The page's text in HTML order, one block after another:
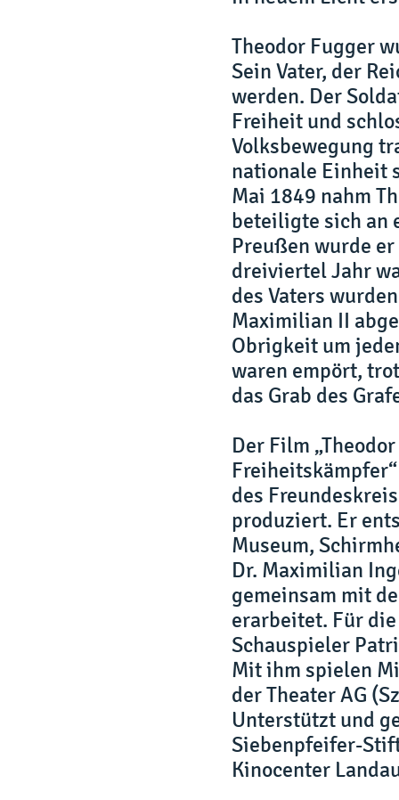
Theodor Fugger
Sein Vater, der
werden. Der
Freiheit und
Volksbewegung
nationale Einheit
Mai 1849 nahm
beteiligte sich an
Preußen wurde
dreiviertel Jahr
des Vaters
Maximilian II
Obrigkeit um
waren empört,
das Grab des
Der Film
des
produziert. Er
Museum,
Dr. Maximilian
gemeinsam mit
erarbeitet. Für
Schauspieler
Mit ihm spielen
der Theater AG
Unterstützt und
Siebenpfeifer-
Kinocenter